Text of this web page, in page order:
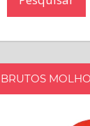
BRUTOS